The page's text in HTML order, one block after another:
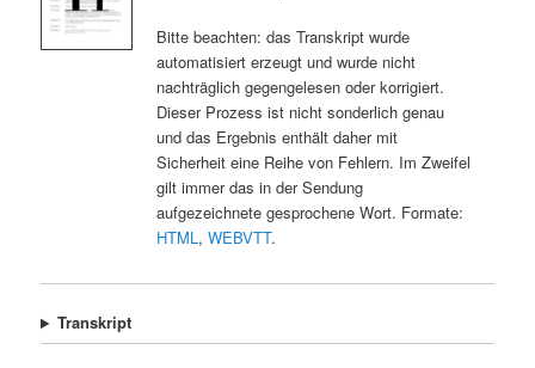
Bitte beachten: das Transkript wurde
automatisiert erzeugt und wurde nicht
nachträglich gegengelesen oder korrigiert.
Dieser Prozess ist nicht sonderlich genau
und das Ergebnis enthält daher mit
Sicherheit eine Reihe von Fehlern. Im Zweifel
gilt immer das in der Sendung
aufgezeichnete gesprochene Wort. Formate:
HTML, WEBVTT.
Transkript